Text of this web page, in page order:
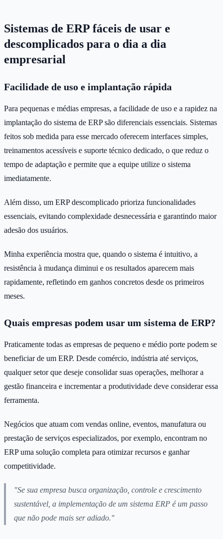
Sistemas de ERP fáceis de usar e
descomplicados para o dia a dia
empresarial
Facilidade de uso e implantação rápida
Para pequenas e médias empresas, a facilidade de uso e a rapidez na
implantação do sistema de ERP são diferenciais essenciais. Sistemas
feitos sob medida para esse mercado oferecem interfaces simples,
treinamentos acessíveis e suporte técnico dedicado, o que reduz o
tempo de adaptação e permite que a equipe utilize o sistema
imediatamente.
Além disso, um ERP descomplicado prioriza funcionalidades
essenciais, evitando complexidade desnecessária e garantindo maior
adesão dos usuários.
Minha experiência mostra que, quando o sistema é intuitivo, a
resistência à mudança diminui e os resultados aparecem mais
rapidamente, refletindo em ganhos concretos desde os primeiros
meses.
Quais empresas podem usar um sistema de ERP?
Praticamente todas as empresas de pequeno e médio porte podem se
beneficiar de um ERP. Desde comércio, indústria até serviços,
qualquer setor que deseje consolidar suas operações, melhorar a
gestão financeira e incrementar a produtividade deve considerar essa
ferramenta.
Negócios que atuam com vendas online, eventos, manufatura ou
prestação de serviços especializados, por exemplo, encontram no
ERP uma solução completa para otimizar recursos e ganhar
competitividade.
"Se sua empresa busca organização, controle e crescimento
sustentável, a implementação de um sistema ERP é um passo
que não pode mais ser adiado."